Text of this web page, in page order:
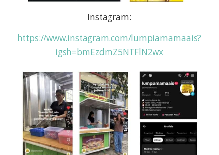
Instagram:
https://www.instagram.com/lumpiamamaais?
igsh=bmEzdmZ5NTFlN2wx